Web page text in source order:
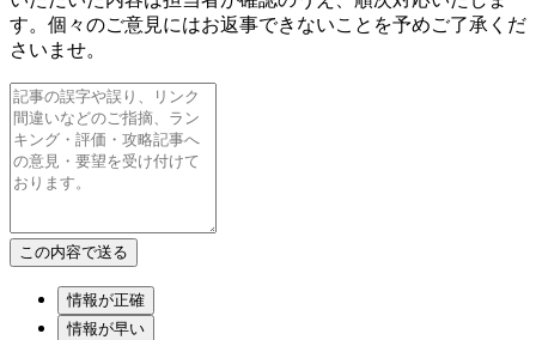
す。個々のご意見にはお返事できないことを予めご了承くだ
さいませ。
情報が正確
情報が早い